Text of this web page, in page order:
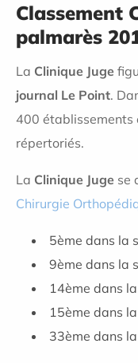
Classement
palmarès
La Clinique Juge
journal Le Point.
400 établissements
répertoriés.
La Clinique Juge se
Chirurgie
5ème dans la
9ème dans la
14ème dans
15ème dans
33ème dans